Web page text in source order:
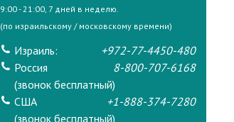
9:00 - 21:00, 7 дней в неделю.
(по израильскому / московскому времени)
Израиль:
+972-77-4450-480
Россия
(звонок бесплатный)
8-800-707-6168
США
(звонок бесплатный)
+1-888-374-7280